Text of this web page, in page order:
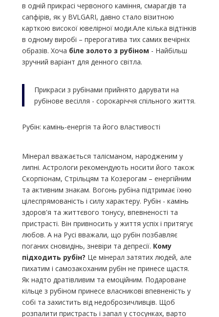
в одній прикрасі червоного каміння, смарагдів та
сапфірів, як у BVLGARI, давно стало візитною
карткою високої ювелірної моди.Але кілька відтінків
в одному виробі – прерогатива тих самих вечірніх
образів. Хоча біле золото з рубіном - Найбільш
зручний варіант для денного світла.
Прикраси з рубінами прийнято дарувати на
рубінове весілля - сорокаріччя спільного життя.
Рубін: камінь-енергія та його властивості
Мінерал вважається талісманом, народженим у
липні. Астрологи рекомендують носити його також
Скорпіонам, Стрільцям та Козерогам – енергійним
та активним знакам. Вогонь рубіна підтримає їхню
цілеспрямованість і силу характеру. Рубін - камінь
здоров'я та життєвого тонусу, впевненості та
пристрасті. Він привносить у життя успіх і притягує
любов. А на Русі вважали, що рубін позбавляє
поганих сновидінь, зневіри та депресії. Кому
підходить рубін? Це мінерал затятих людей, але
пихатим і самозакоханим рубін не принесе щастя.
Як надто дратівливим та емоційним. Подароване
кільце з рубіном принесе власникові впевненість у
собі та захистить від недоброзичливців. Щоб
розпалити пристрасть і запал у стосунках, варто